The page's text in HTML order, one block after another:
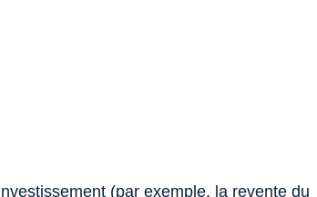
(par exemple, la revente du